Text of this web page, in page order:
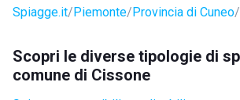
Spiagge.it Piemonte Provincia di Cuneo
Scopri le diverse tipologie di
comune di Cissone